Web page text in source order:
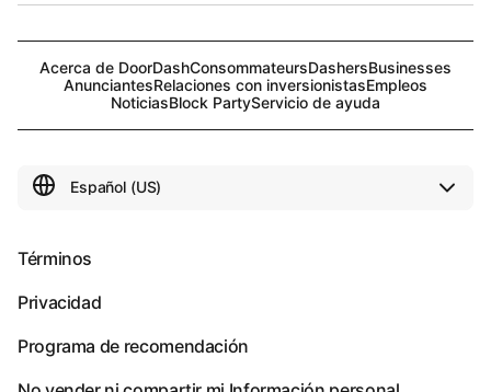
Acerca de DoorDashConsommateursDashersBusinesses
AnunciantesRelaciones con inversionistasEmpleos
NoticiasBlock PartyServicio de ayuda
Términos
Privacidad
Programa de recomendación